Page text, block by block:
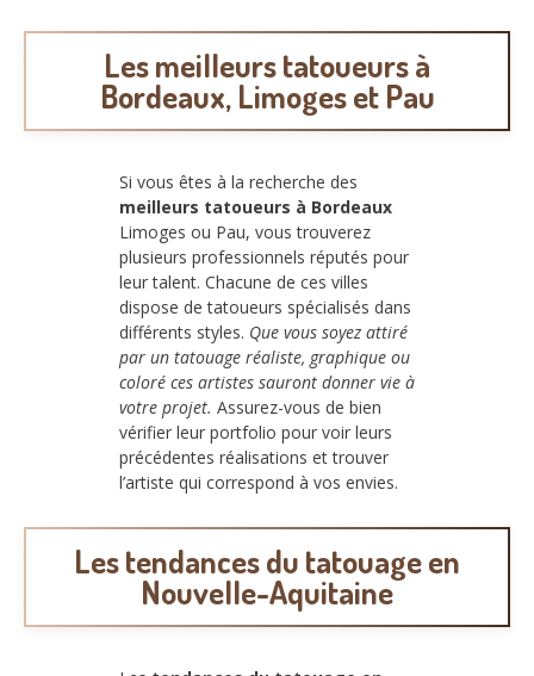
Les meilleurs tatoueurs à
Bordeaux, Limoges et Pau
Si vous êtes à la recherche des
meilleurs tatoueurs à Bordeaux
Limoges ou Pau, vous trouverez
plusieurs professionnels réputés pour
leur talent. Chacune de ces villes
dispose de tatoueurs spécialisés dans
différents styles. Que vous soyez attiré
par un tatouage réaliste, graphique ou
coloré ces artistes sauront donner vie à
votre projet. Assurez-vous de bien
vérifier leur portfolio pour voir leurs
précédentes réalisations et trouver
l’artiste qui correspond à vos envies.
Les tendances du tatouage en
Nouvelle-Aquitaine